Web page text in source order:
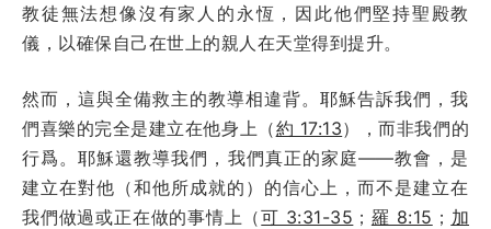
教徒無法想像沒有家人的永恆，因此他們堅持聖殿教
儀，以確保自己在世上的親人在天堂得到提升。
然而，這與全備救主的教導相違背。耶穌告訴我們，我
們喜樂的完全是建立在他身上（約 17:13），而非我們的
行爲。耶穌還教導我們，我們真正的家庭——教會，是
建立在對他（和他所成就的）的信心上，而不是建立在
我們做過或正在做的事情上（可 3:31-35 ； 羅 8:15 ； 加